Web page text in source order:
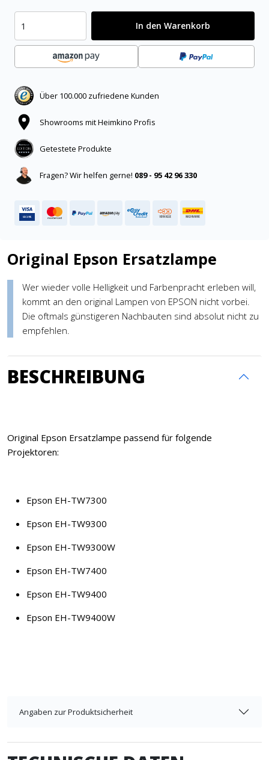
In den Warenkorb
Über 100.000 zufriedene Kunden
Showrooms mit Heimkino Profis
Getestete Produkte
Fragen? Wir helfen gerne! 089 - 95 42 96 330
Original Epson Ersatzlampe
Wer wieder volle Helligkeit und Farbenpracht erleben will,
kommt an den original Lampen von EPSON nicht vorbei.
Die oftmals günstigeren Nachbauten sind absolut nicht zu
empfehlen.
BESCHREIBUNG
Original Epson Ersatzlampe passend für folgende
Projektoren:
Epson EH-TW7300
Epson EH-TW9300
Epson EH-TW9300W
Epson EH-TW7400
Epson EH-TW9400
Epson EH-TW9400W
Angaben zur Produktsicherheit